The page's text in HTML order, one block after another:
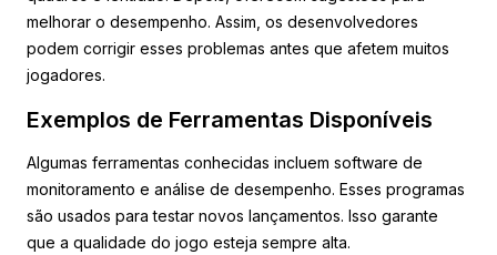
melhorar o desempenho. Assim, os desenvolvedores
podem corrigir esses problemas antes que afetem muitos
jogadores.
Exemplos de Ferramentas Disponíveis
Algumas ferramentas conhecidas incluem software de
monitoramento e análise de desempenho. Esses programas
são usados para testar novos lançamentos. Isso garante
que a qualidade do jogo esteja sempre alta.